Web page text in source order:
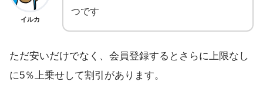
イルカ
つです
ただ安いだけでなく、会員登録するとさらに上限なし
に5％上乗せして割引があります。